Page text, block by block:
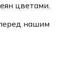
цветами.
нашим